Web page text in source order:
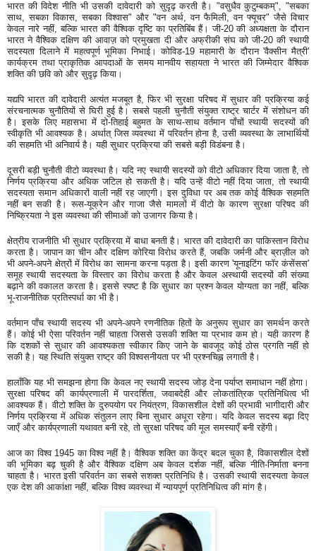
भारत की विदेश नीति भी उसकी दावेदारी को सुदृढ़ करती है। "वसुधैव कुटुम्बकम्", "सबका
साथ, सबका विकास, सबका विश्वास" और "वन अर्थ, वन फैमिली, वन फ्यूचर" जैसे विचार
केवल नारे नहीं, बल्कि भारत की वैश्विक दृष्टि का प्रतिबिंब हैं। जी-20 की अध्यक्षता के दौरान
भारत ने वैश्विक दक्षिण की आवाज़ को प्रमुखता दी और अफ्रीकी संघ को जी-20 की स्थायी
सदस्यता दिलाने में महत्वपूर्ण भूमिका निभाई। कोविड-19 महामारी के दौरान 'वैक्सीन मैत्री'
कार्यक्रम तथा प्राकृतिक आपदाओं के समय मानवीय सहायता ने भारत की जिम्मेदार वैश्विक
शक्ति की छवि को और सुदृढ़ किया।
यद्यपि भारत की दावेदारी अत्यंत मजबूत है, फिर भी सुरक्षा परिषद में सुधार की प्रक्रिया कई
संरचनात्मक चुनौतियों से घिरी हुई है। सबसे पहली चुनौती संयुक्त राष्ट्र चार्टर में संशोधन की
है। इसके लिए महासभा में दो-तिहाई बहुमत के साथ-साथ वर्तमान पाँचों स्थायी सदस्यों की
स्वीकृति भी आवश्यक है। अर्थात् जिस व्यवस्था में परिवर्तन होना है, उसी व्यवस्था के लाभार्थियों
की सहमति भी अनिवार्य है। यही सुधार प्रक्रिया की सबसे बड़ी विडंबना है।
दूसरी बड़ी चुनौती वीटो व्यवस्था है। यदि नए स्थायी सदस्यों को वीटो अधिकार दिया जाता है, तो
निर्णय प्रक्रिया और अधिक जटिल हो सकती है। यदि उन्हें वीटो नहीं दिया जाता, तो स्थायी
सदस्यता समान अधिकारों वाली नहीं रह जाएगी। इस दुविधा पर अब तक कोई वैश्विक सहमति
नहीं बन सकी है। रूस-यूक्रेन और गाजा जैसे मामलों में वीटो के कारण सुरक्षा परिषद की
निष्क्रियता ने इस व्यवस्था की सीमाओं को उजागर किया है।
क्षेत्रीय राजनीति भी सुधार प्रक्रिया में बाधा बनती है। भारत की दावेदारी का पाकिस्तान विरोध
करता है। जापान का चीन और दक्षिण कोरिया विरोध करते हैं, जबकि जर्मनी और ब्राज़ील को
भी अपने-अपने क्षेत्रों में विरोध का सामना करना पड़ता है। इसी कारण 'यूनाइटिंग फॉर कंसेंसस'
समूह स्थायी सदस्यता के विस्तार का विरोध करता है और केवल अस्थायी सदस्यों की संख्या
बढ़ाने की वकालत करता है। इससे स्पष्ट है कि सुधार का प्रश्न केवल योग्यता का नहीं, बल्कि
भू-राजनीतिक प्रतिस्पर्धा का भी है।
वर्तमान पाँच स्थायी सदस्य भी अपने-अपने रणनीतिक हितों के अनुरूप सुधार का समर्थन करते
हैं। कोई भी ऐसा परिवर्तन नहीं चाहता जिससे उसकी शक्ति या प्रभाव कम हो। यही कारण है
कि दशकों से सुधार की आवश्यकता स्वीकार किए जाने के बावजूद कोई ठोस प्रगति नहीं हो
सकी है। यह स्थिति संयुक्त राष्ट्र की विश्वसनीयता पर भी प्रश्नचिह्न लगाती है।
हालाँकि यह भी समझना होगा कि केवल नए स्थायी सदस्य जोड़ देना पर्याप्त समाधान नहीं होगा।
सुरक्षा परिषद की कार्यप्रणाली में पारदर्शिता, जवाबदेही और लोकतांत्रिक प्रतिनिधित्व भी
आवश्यक हैं। वीटो शक्ति के दुरुपयोग पर नियंत्रण, विकासशील देशों की प्रभावी भागीदारी और
निर्णय प्रक्रिया में अधिक संतुलन लाए बिना सुधार अधूरा रहेगा। यदि केवल सदस्य बढ़ा दिए
जाएँ और कार्यप्रणाली यथावत बनी रहे, तो सुरक्षा परिषद की मूल समस्याएँ बनी रहेंगी।
आज का विश्व 1945 का विश्व नहीं है। वैश्विक शक्ति का केंद्र बदल चुका है, विकासशील देशों
की भूमिका बढ़ चुकी है और वैश्विक दक्षिण अब केवल दर्शक नहीं, बल्कि नीति-निर्माता बनना
चाहता है। भारत इसी परिवर्तन का सबसे सशक्त प्रतिनिधि है। उसकी स्थायी सदस्यता केवल
एक देश की आकांक्षा नहीं, बल्कि विश्व व्यवस्था में न्यायपूर्ण प्रतिनिधित्व की मांग है।